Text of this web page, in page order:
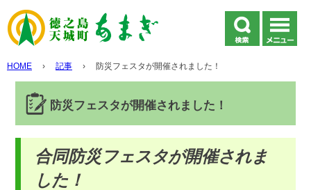
HOME › 記事 › 防災フェスタが開催されました！
防災フェスタが開催されました！
合同防災フェスタが開催されま
した！